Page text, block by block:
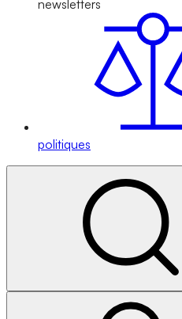
newsletters
politiques